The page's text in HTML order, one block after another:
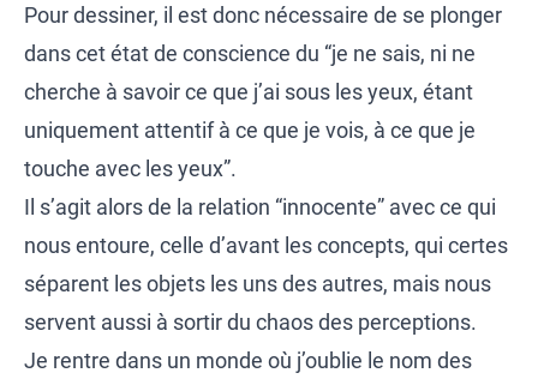
Pour dessiner, il est donc nécessaire de se plonger
dans cet état de conscience du “je ne sais, ni ne
cherche à savoir ce que j’ai sous les yeux, étant
uniquement attentif à ce que je vois, à ce que je
touche avec les yeux”.
Il s’agit alors de la relation “innocente” avec ce qui
nous entoure, celle d’avant les concepts, qui certes
séparent les objets les uns des autres, mais nous
servent aussi à sortir du chaos des perceptions.
Je rentre dans un monde où j’oublie le nom des